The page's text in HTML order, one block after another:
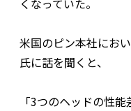
くなっていた。
米国のピン本社にお
氏に話を聞くと、
「3つのヘッドの性